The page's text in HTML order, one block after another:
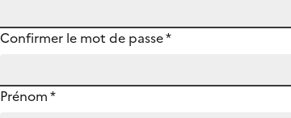
Confirmer le mot de passe*
Prénom*